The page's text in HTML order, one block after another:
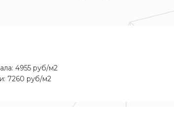
4955 руб/м2
7260 руб/м2